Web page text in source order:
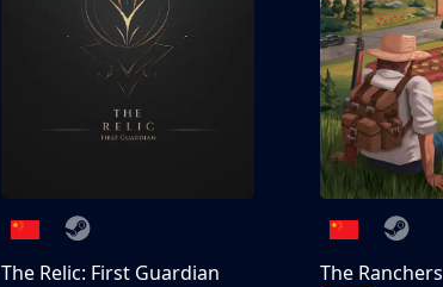
The Relic: First Guardian
The Ranchers